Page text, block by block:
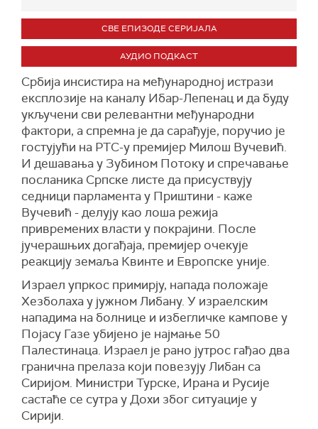
СВЕ ЕПИЗОДЕ СЕРИЈАЛА
АУДИО ПОДКАСТ
Србија инсистира на међународној истрази
експлозије на каналу Ибар-Лепенац и да буду
укључени сви релевантни међународни
фактори, а спремна је да сарађује, поручио је
гостујући на РТС-у премијер Милош Вучевић.
И дешавања у Зубином Потоку и спречавање
посланика Српске листе да присуствују
седници парламента у Приштини - каже
Вучевић - делују као лоша режија
привремених власти у покрајини. После
јучерашњих догађаја, премијер очекује
реакцију земаља Квинте и Европске уније.
Израел упркос примирју, напада положаје
Хезболаха у јужном Либану. У израелским
нападима на болнице и избегличке кампове у
Појасу Газе убијено је најмање 50
Палестинаца. Израел је рано јутрос гађао два
гранична прелаза који повезују Либан са
Сиријом. Министри Турске, Ирана и Русије
састаће се сутра у Дохи због ситуације у
Сирији.